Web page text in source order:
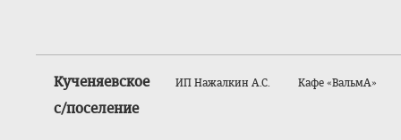
Кученяевское
с/поселение
ИП Нажалкин А.С. Кафе «ВальмА»